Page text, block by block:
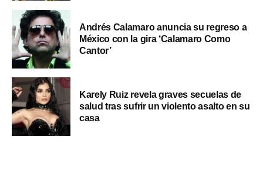
Andrés Calamaro anuncia su regreso a
México con la gira ‘Calamaro Como
Cantor’
Karely Ruiz revela graves secuelas de
salud tras sufrir un violento asalto en su
casa